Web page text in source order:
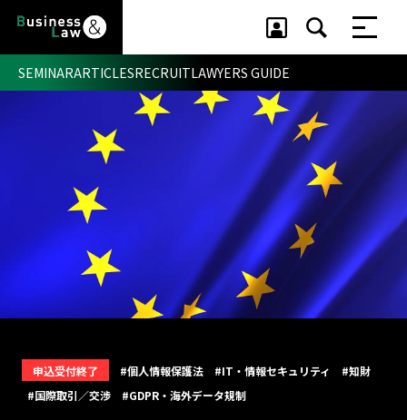
セミナー ・ 記事
リクルート
SEMINARARTICLESRECRUITLAWYERS GUIDE
申込受付終了 #個人情報保護法 #IT・情報セキュリティ
#知財
#国際取引／交渉
#GDPR・海外データ規制